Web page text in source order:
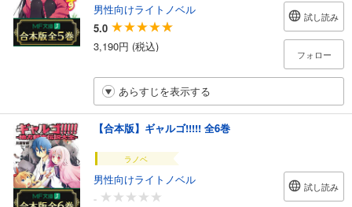
男性向けライトノベル
5.0
3,190円 (税込)
試し読み
フォロー
あらすじを表示する
【合本版】ギャルゴ!!!!! 全6巻
ラノベ
男性向けライトノベル
-
試し読み